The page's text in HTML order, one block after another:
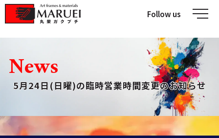
Follow us メ
News
5月24日(日曜)の臨時営業時間変更のお知らせ